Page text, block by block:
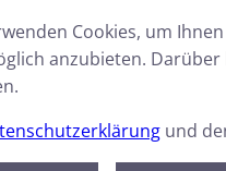
Cookies, um
anzubieten. Darüber
und